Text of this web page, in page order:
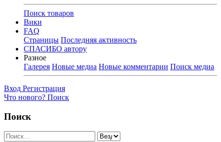
Поиск товаров
Вики
FAQ
Страницы Последняя активность
СПАСИБО автору
Разное
Галерея Новые медиа Новые комментарии Поиск медиа
Вход Регистрация
Что нового? Поиск
Поиск